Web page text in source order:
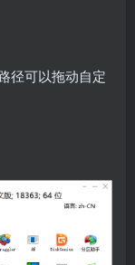
径可以拖动自定